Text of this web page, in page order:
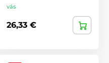
vás
26,33 €